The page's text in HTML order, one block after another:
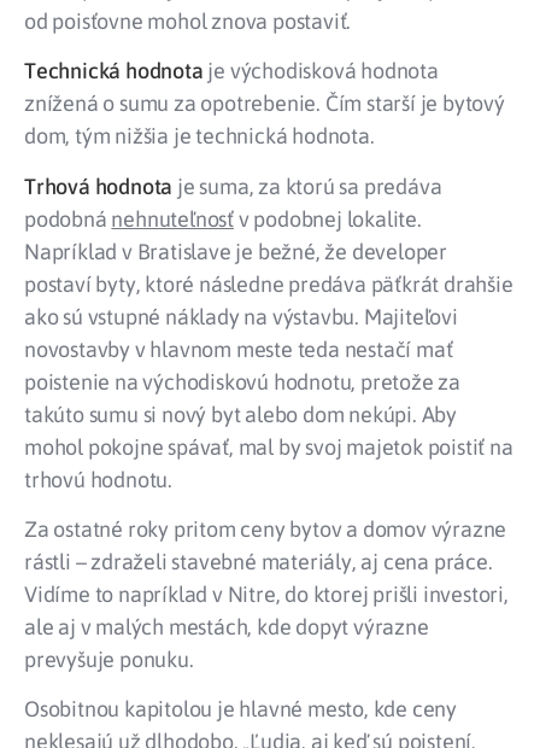
od poisťovne mohol znova postaviť.
Technická hodnota je východisková hodnota
znížená o sumu za opotrebenie. Čím starší je bytový
dom, tým nižšia je technická hodnota.
Trhová hodnota je suma, za ktorú sa predáva
podobná nehnuteľnosťv podobnej lokalite.
Napríklad v Bratislave je bežné, že developer
postaví byty, ktoré následne predáva päťkrát drahšie
ako sú vstupné náklady na výstavbu. Majiteľovi
novostavby v hlavnom meste teda nestačí mať
poistenie na východiskovú hodnotu, pretože za
takúto sumu si nový byt alebo dom nekúpi. Aby
mohol pokojne spávať, mal by svoj majetok poistiť na
trhovú hodnotu.
Za ostatné roky pritom ceny bytov a domov výrazne
rástli – zdraželi stavebné materiály, aj cena práce.
Vidíme to napríklad v Nitre, do ktorej prišli investori,
ale aj v malých mestách, kde dopyt výrazne
prevyšuje ponuku.
Osobitnou kapitolou je hlavné mesto, kde ceny
neklesajú už dlhodobo. „Ľudia, aj keď sú poistení,